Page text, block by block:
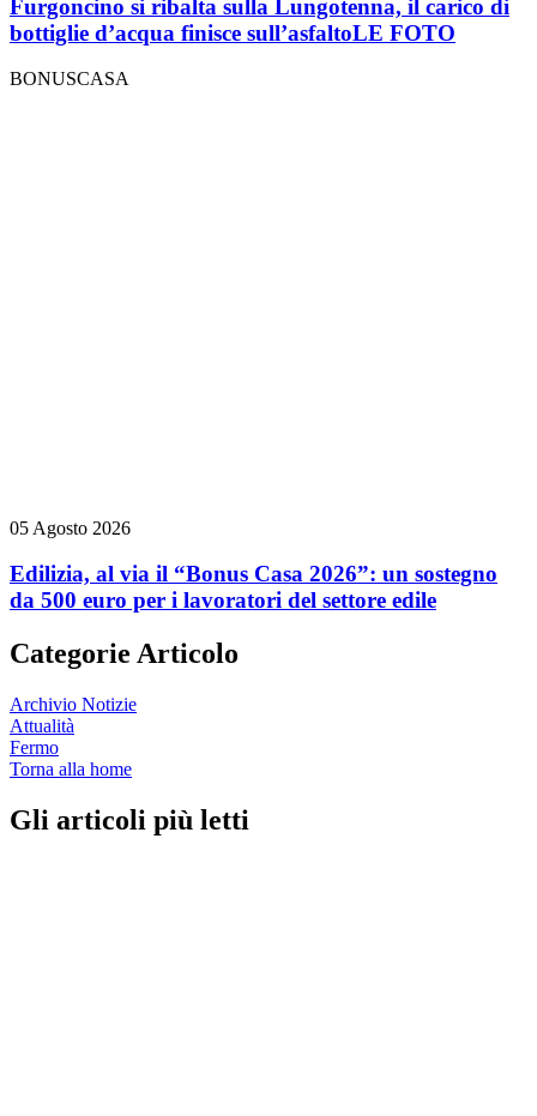
Furgoncino si ribalta sulla Lungotenna, il carico di
bottiglie d’acqua finisce sull’asfaltoLE FOTO
BONUSCASA
05 Agosto 2026
Edilizia, al via il “Bonus Casa 2026”: un sostegno
da 500 euro per i lavoratori del settore edile
Categorie Articolo
Archivio Notizie
Attualità
Fermo
Torna alla home
Gli articoli più letti